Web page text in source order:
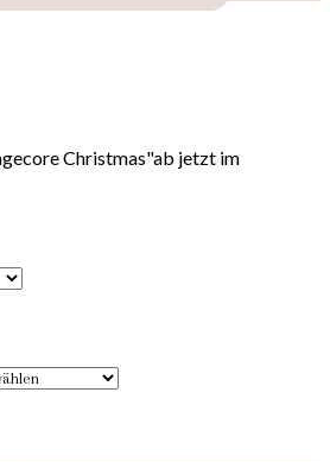
Christmas"ab jetzt im